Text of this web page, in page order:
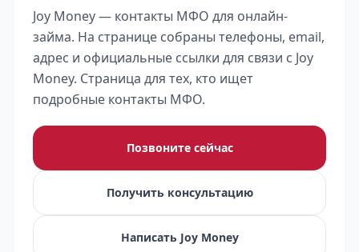
Joy Money — контакты МФО для онлайн-
займа. На странице собраны телефоны, email,
адрес и официальные ссылки для связи с Joy
Money. Страница для тех, кто ищет
подробные контакты МФО.
Позвоните сейчас
Получить консультацию
Написать Joy Money